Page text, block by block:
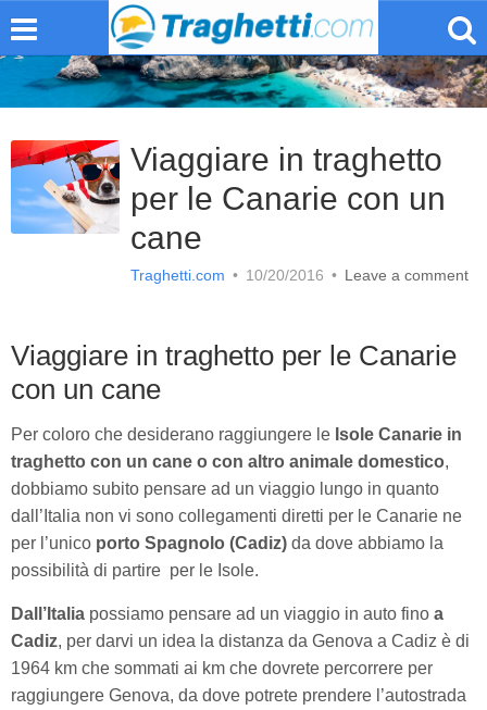
Viaggiare in traghetto
per le Canarie con un
cane
Traghetti.com • 10/20/2016 • Leave a comment
Viaggiare in traghetto per le Canarie
con un cane
Per coloro che desiderano raggiungere le Isole Canarie in
traghetto con un cane o con altro animale domestico,
dobbiamo subito pensare ad un viaggio lungo in quanto
dall’Italia non vi sono collegamenti diretti per le Canarie ne
per l’unico porto Spagnolo (Cadiz) da dove abbiamo la
possibilità di partire per le Isole.
Dall’Italia possiamo pensare ad un viaggio in auto fino a
Cadiz, per darvi un idea la distanza da Genova a Cadiz è di
1964 km che sommati ai km che dovrete percorrere per
raggiungere Genova, da dove potrete prendere l’autostrada